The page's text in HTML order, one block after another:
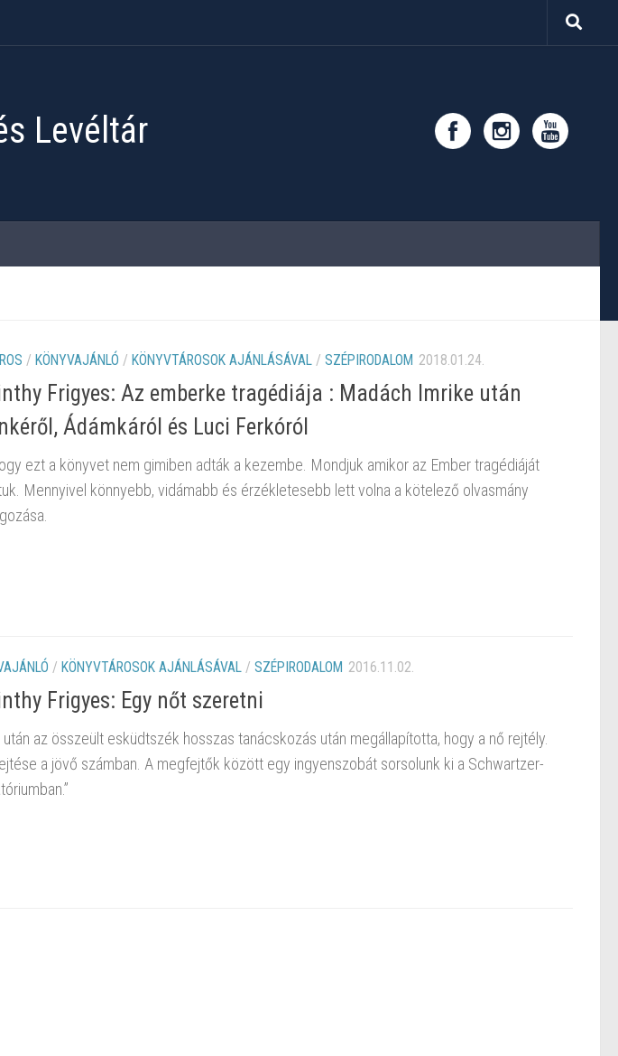
Levéltár
/ KÖNYVAJÁNLÓ / KÖNYVTÁROSOK AJÁNLÁSÁVAL / SZÉPIRODALOM 2018.01.24.
Frigyes: Az emberke tragédiája : Madách Imrike után
Ádámkáról és Luci Ferkóról
ezt a könyvet nem gimiben adták a kezembe. Mondjuk amikor az Ember tragédiáját
Mennyivel könnyebb, vidámabb és érzékletesebb lett volna a kötelező olvasmány
/ KÖNYVTÁROSOK AJÁNLÁSÁVAL / SZÉPIRODALOM 2016.11.02.
Frigyes: Egy nőt szeretni
után az összeült esküdtszék hosszas tanácskozás után megállapította, hogy a nő rejtély.
a jövő számban. A megfejtők között egy ingyenszobát sorsolunk ki a Schwartzer-